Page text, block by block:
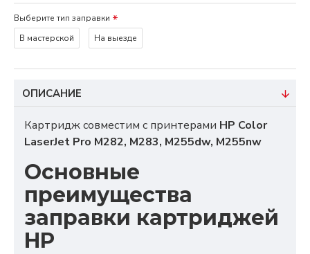
Выберите тип заправки
В мастерской
На выезде
ОПИСАНИЕ
Картридж совместим с принтерами HP Color
LaserJet Pro M282, M283, M255dw, M255nw
Основные
преимущества
заправки картриджей
HP